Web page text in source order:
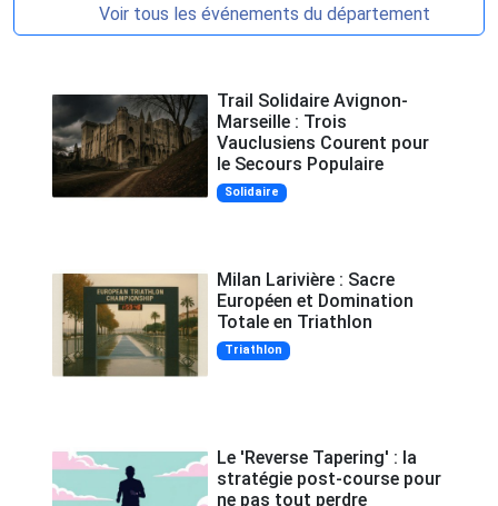
Voir tous les événements du département
Trail Solidaire Avignon-
Marseille : Trois
Vauclusiens Courent pour
le Secours Populaire
Solidaire
Milan Larivière : Sacre
Européen et Domination
Totale en Triathlon
Triathlon
Le 'Reverse Tapering' : la
stratégie post-course pour
ne pas tout perdre